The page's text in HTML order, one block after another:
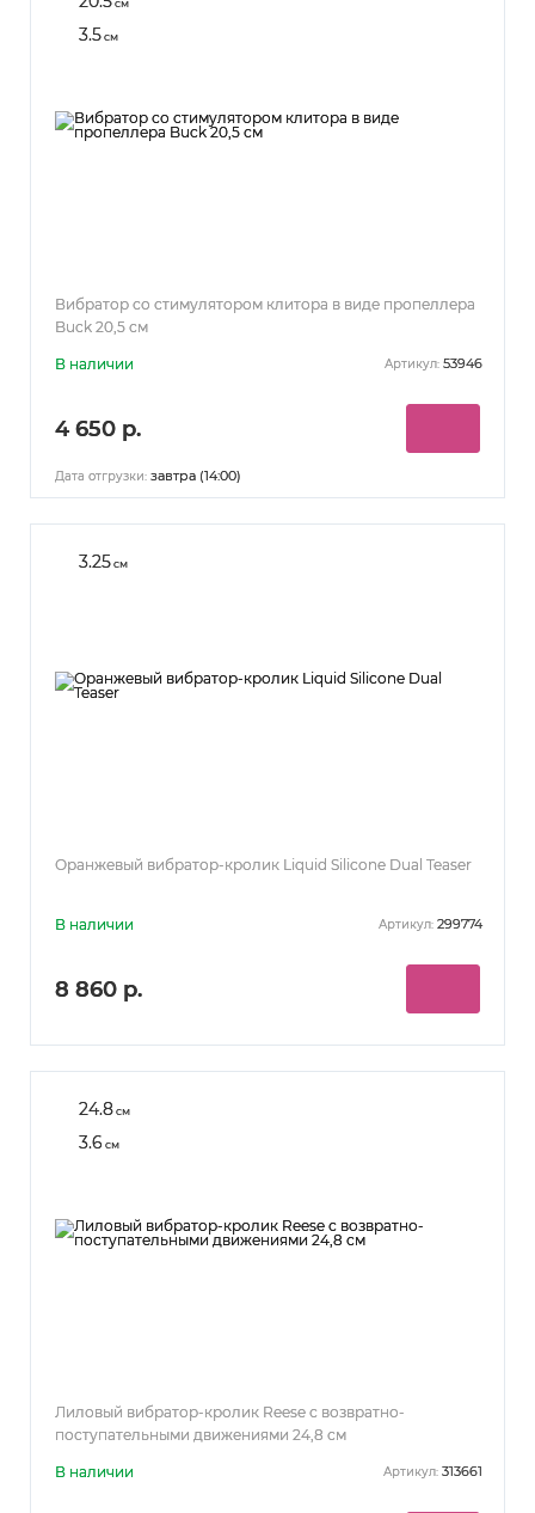
3.5см
Вибратор со стимулятором клитора в виде пропеллера
Buck 20,5 см
В наличии Артикул: 53946
4 650 р.
Дата отгрузки: завтра (14:00)
3.25см
Оранжевый вибратор-кролик Liquid Silicone Dual Teaser
В наличии Артикул: 299774
8 860 р.
24.8см
3.6 см
Лиловый вибратор-кролик Reese с возвратно-
поступательными движениями 24,8 см
В наличии Артикул: 313661